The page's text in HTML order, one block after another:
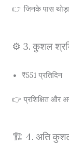
👉 जिनके पास
⚙️ 3. कुशल
₹551 प्रतिदिन
👉 प्रशिक्षित और
🏗️ 4. अति